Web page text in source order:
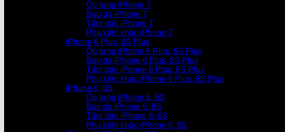
Ốp lưng iPhone 7
Bao da iPhone 7
Tấm dán iPhone 7
Phụ kiện khác iPhone 7
iPhone 6 Plus, 6S Plus
Ốp lưng iPhone 6 Plus, 6S Plus
Bao da iPhone 6 Plus, 6S Plus
Tấm dán iPhone 6 Plus, 6S Plus
Phụ kiện khác iPhone 6 Plus, 6S Plus
iPhone 6, 6S
Ốp lưng iPhone 6, 6S
Bao da iPhone 6, 6S
Tấm dán iPhone 6, 6S
Phụ kiện khác iPhone 6, 6S